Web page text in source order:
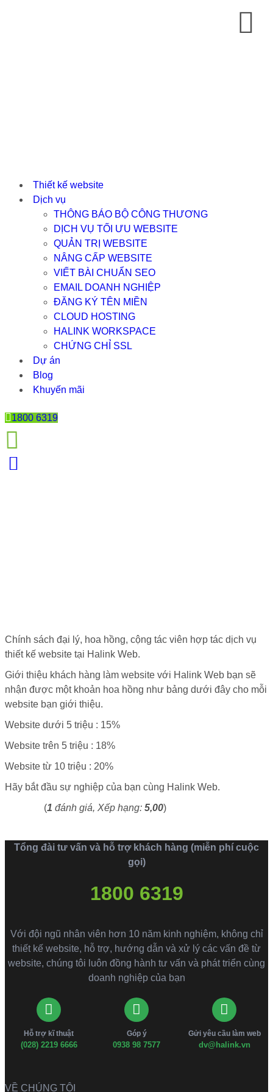
Thiết kế website
Dịch vụ
THÔNG BÁO BỘ CÔNG THƯƠNG
DỊCH VỤ TỐI ƯU WEBSITE
QUẢN TRỊ WEBSITE
NÂNG CẤP WEBSITE
VIẾT BÀI CHUẨN SEO
EMAIL DOANH NGHIỆP
ĐĂNG KÝ TÊN MIỀN
CLOUD HOSTING
HALINK WORKSPACE
CHỨNG CHỈ SSL
Dự án
Blog
Khuyến mãi
1800 6319
Chính sách đại lý, hoa hồng, cộng tác viên hợp tác dịch vụ
thiết kế website tại Halink Web.
Giới thiệu khách hàng làm website với Halink Web bạn sẽ
nhận được một khoản hoa hồng như bảng dưới đây cho mỗi
website bạn giới thiệu.
Website dưới 5 triệu : 15%
Website trên 5 triệu : 18%
Website từ 10 triệu : 20%
Hãy bắt đầu sự nghiệp của bạn cùng Halink Web.
(1 đánh giá, Xếp hạng: 5,00)
Tổng đài tư vấn và hỗ trợ khách hàng (miễn phí cuộc
gọi)
1800 6319
Với đội ngũ nhân viên hơn 10 năm kinh nghiệm, không chỉ
thiết kế website, hỗ trợ, hướng dẫn và xử lý các vấn đề từ
website, chúng tôi luôn đồng hành tư vấn và phát triển cùng
doanh nghiệp của bạn
Hỗ trợ kĩ thuật
(028) 2219 6666
Góp ý
0938 98 7577
Gửi yêu cầu làm web
dv@halink.vn
VỀ CHÚNG TÔI